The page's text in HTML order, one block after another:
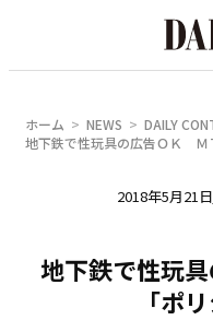
ホーム NEWS
DAILY
地下鉄で性玩具の広告ＯＫ Ｍ
2018年5月21日
地下鉄で性玩
「ポ